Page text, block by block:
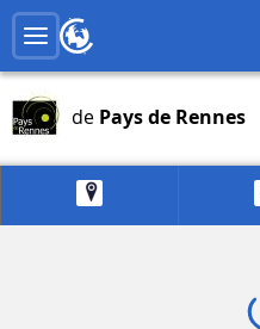
de Pays de Rennes